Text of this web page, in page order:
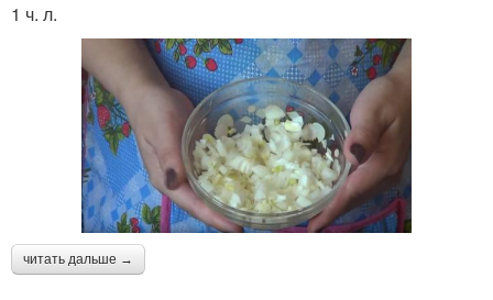
1 ч. л.
читать дальше →